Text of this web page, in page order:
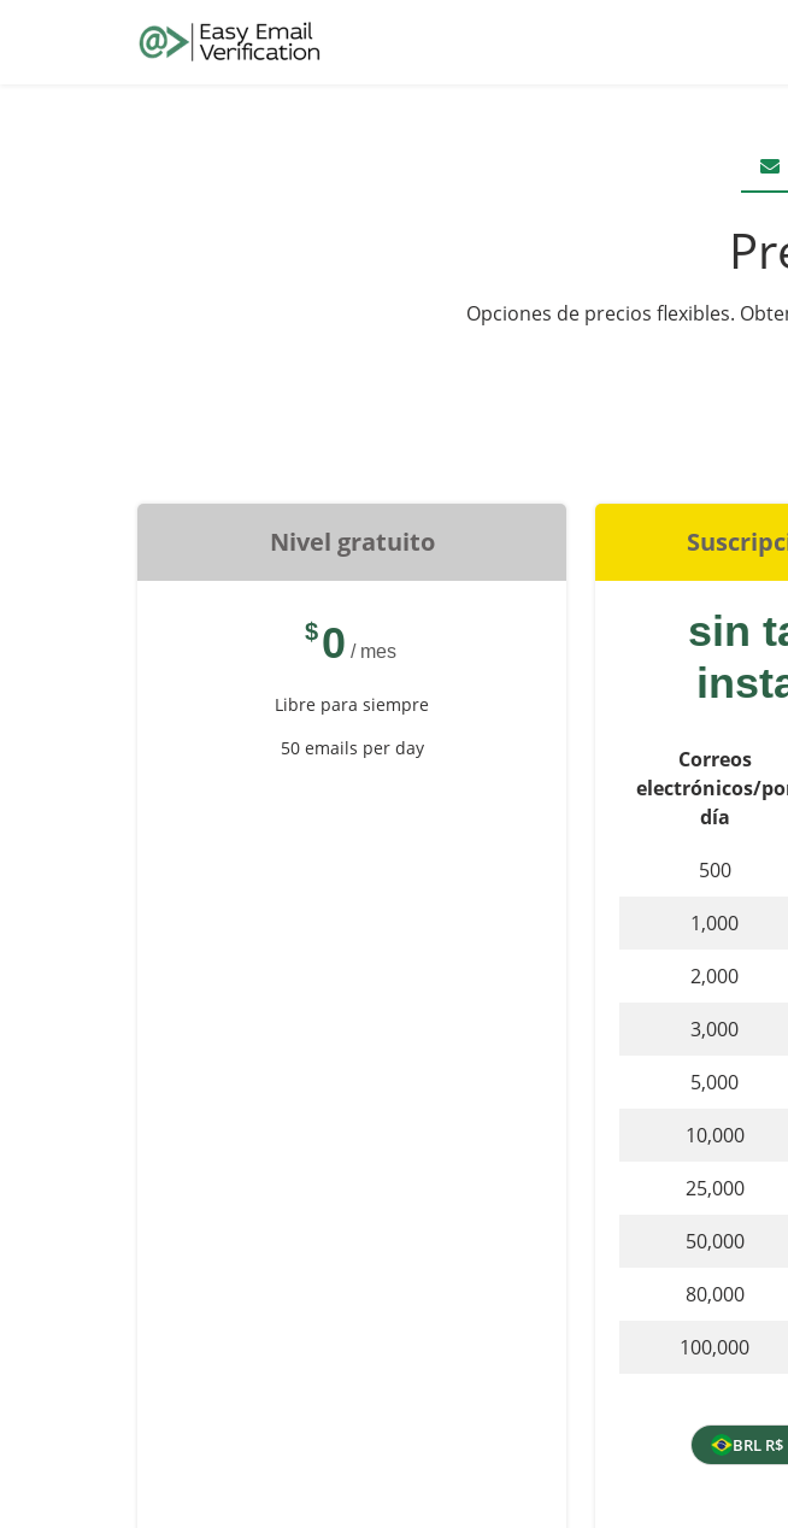
Opciones de precios flexibles.
Nivel gratuito
$ 0 / mes
Libre para siempre
50 emails per day
sin
Correos
electrónicos/
día
500
1,000
2,000
3,000
5,000
10,000
25,000
50,000
80,000
100,000
BRL R$